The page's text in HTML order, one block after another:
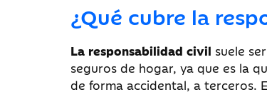
¿Qué cubre la
La responsabilidad civil suele
seguros de hogar, ya que es la
de forma accidental, a terceros.